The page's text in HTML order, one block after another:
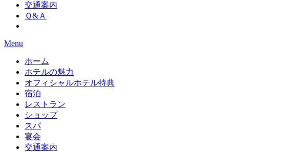
交通案内
Ｑ&Ａ
Menu
ホーム
ホテルの魅力
オフィシャルホテル特典
宿泊
レストラン
ショップ
スパ
宴会
交通案内